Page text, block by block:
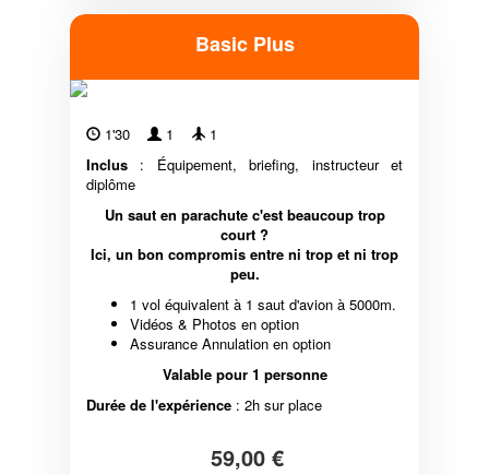
Basic Plus
1'30 1
1
Inclus : Équipement, briefing, instructeur et
diplôme
Un saut en parachute c'est beaucoup trop
court ?
Ici, un bon compromis entre ni trop et ni trop
peu.
1 vol équivalent à 1 saut d'avion à 5000m.
Vidéos & Photos en option
Assurance Annulation en option
Valable pour 1 personne
Durée de l'expérience : 2h sur place
59,00 €